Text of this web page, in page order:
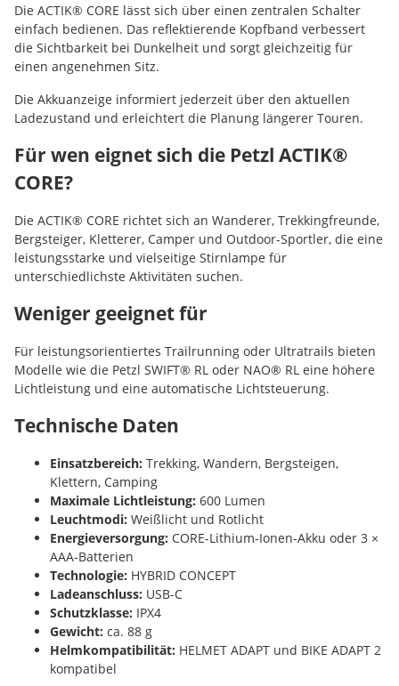
Die ACTIK® CORE lässt sich über einen zentralen Schalter
einfach bedienen. Das reflektierende Kopfband verbessert
die Sichtbarkeit bei Dunkelheit und sorgt gleichzeitig für
einen angenehmen Sitz.
Die Akkuanzeige informiert jederzeit über den aktuellen
Ladezustand und erleichtert die Planung längerer Touren.
Für wen eignet sich die Petzl ACTIK®
CORE?
Die ACTIK® CORE richtet sich an Wanderer, Trekkingfreunde,
Bergsteiger, Kletterer, Camper und Outdoor-Sportler, die eine
leistungsstarke und vielseitige Stirnlampe für
unterschiedlichste Aktivitäten suchen.
Weniger geeignet für
Für leistungsorientiertes Trailrunning oder Ultratrails bieten
Modelle wie die Petzl SWIFT® RL oder NAO® RL eine höhere
Lichtleistung und eine automatische Lichtsteuerung.
Technische Daten
Einsatzbereich: Trekking, Wandern, Bergsteigen,
Klettern, Camping
Maximale Lichtleistung: 600 Lumen
Leuchtmodi: Weißlicht und Rotlicht
Energieversorgung: CORE-Lithium-Ionen-Akku oder 3 ×
AAA-Batterien
Technologie: HYBRID CONCEPT
Ladeanschluss: USB-C
Schutzklasse: IPX4
Gewicht: ca. 88 g
Helmkompatibilität: HELMET ADAPT und BIKE ADAPT 2
kompatibel